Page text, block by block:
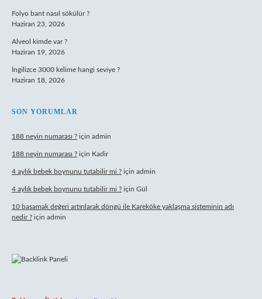
Folyo bant nasıl sökülür ?
Haziran 23, 2026
Alveol kimde var ?
Haziran 19, 2026
İngilizce 3000 kelime hangi seviye ?
Haziran 18, 2026
SON YORUMLAR
188 neyin numarası ? için admin
188 neyin numarası ? için Kadir
4 aylık bebek boynunu tutabilir mi ? için admin
4 aylık bebek boynunu tutabilir mi ? için Gül
10 basamak değeri artırılarak döngü ile Kareköke yaklaşma sisteminin adı
nedir ? için admin